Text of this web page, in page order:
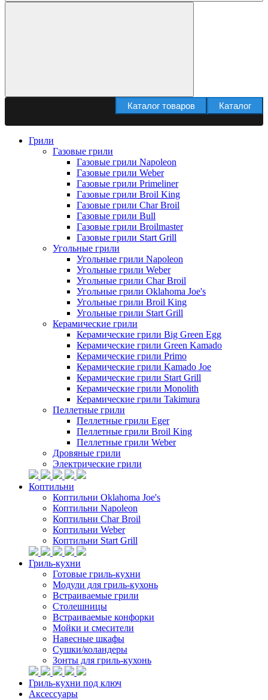
Каталог
Каталог товаров
Грили
Газовые грили
Газовые грили Napoleon
Газовые грили Weber
Газовые грили Primeliner
Газовые грили Broil King
Газовые грили Char Broil
Газовые грили Bull
Газовые грили Broilmaster
Газовые грили Start Grill
Угольные грили
Угольные грили Napoleon
Угольные грили Weber
Угольные грили Char Broil
Угольные грили Oklahoma Joe's
Угольные грили Broil King
Угольные грили Start Grill
Керамические грили
Керамические грили Big Green Egg
Керамические грили Green Kamado
Керамические грили Primo
Керамические грили Kamado Joe
Керамические грили Start Grill
Керамические грили Monolith
Керамические грили Takimura
Пеллетные грили
Пеллетные грили Eger
Пеллетные грили Broil King
Пеллетные грили Weber
Дровяные грили
Электрические грили
Коптильни
Коптильни Oklahoma Joe's
Коптильни Napoleon
Коптильни Char Broil
Коптильни Weber
Коптильни Start Grill
Гриль-кухни
Готовые гриль-кухни
Модули для гриль-кухонь
Встраиваемые грили
Столешницы
Встраиваемые конфорки
Мойки и смесители
Навесные шкафы
Сушки/коландеры
Зонты для гриль-кухонь
Гриль-кухни под ключ
Аксессуары